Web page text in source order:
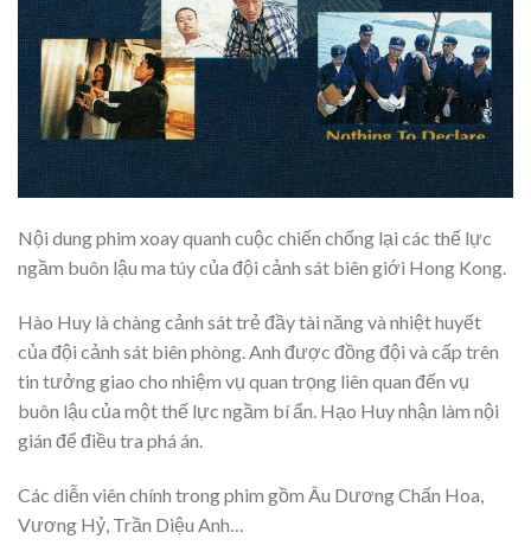
Nội dung phim xoay quanh cuộc chiến chống lại các thế lực
ngầm buôn lậu ma túy của đội cảnh sát biên giới Hong Kong.
Hào Huy là chàng cảnh sát trẻ đầy tài năng và nhiệt huyết
của đội cảnh sát biên phòng. Anh được đồng đội và cấp trên
tin tưởng giao cho nhiệm vụ quan trọng liên quan đến vụ
buôn lậu của một thế lực ngầm bí ẩn. Hạo Huy nhận làm nội
gián để điều tra phá án.
Các diễn viên chính trong phim gồm Âu Dương Chấn Hoa,
Vương Hỷ, Trần Diệu Anh…